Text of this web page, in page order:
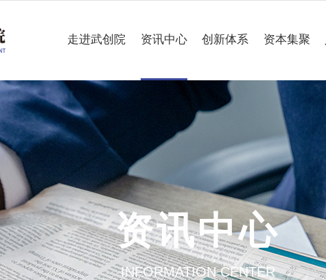
走进武创院
关于我们
理事会
大事记
园区介绍
资讯中心
科技要闻
工作动态
一路“项”新
通知公告
创新体系
专业研究所
企业联合创新中心
公共服务平台
项目意向申报
资本集聚
资讯中心
INFORMATION CENTER